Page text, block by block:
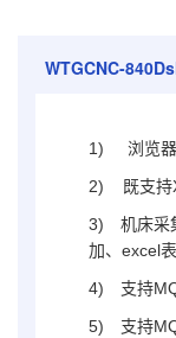
WTGCNC-
1)
浏览
2) 既支持
3)
机床采
加、excel
4)
支持
5)
支持